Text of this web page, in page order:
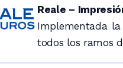
Reale –
Implementada
todos los ramos